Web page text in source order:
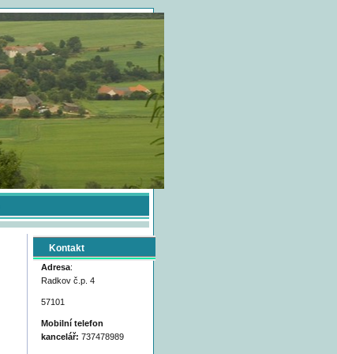
Kontakt
Adresa:
Radkov č.p. 4
57101
Mobilní telefon
kancelář: 737478989